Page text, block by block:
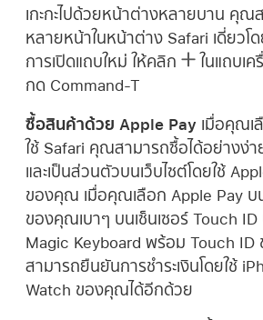
เกะกะไปด้วยหน้าต่างหลายบาน คุณ
หลายหน้าในหน้าต่าง Safari เดี่ยวโด
การเปิดแถบใหม่ ให้คลิก
ในแถบเ
กด Command-T
ซื้อสินค้าด้วย Apple Pay เมื่อคุณเ
ใช้ Safari คุณสามารถซื้อได้อย่างง่
และเป็นส่วนตัวบนเว็บไซต์โดยใช้
ของคุณ เมื่อคุณเลือก Apple Pay บน
ของคุณเบาๆ บนเซ็นเซอร์ Touch ID
Magic Keyboard พร้อม Touch
สามารถยืนยันการชำระเงินโดยใช้
Watch ของคุณได้อีกด้วย